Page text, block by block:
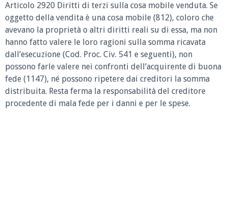
Articolo 2920 Diritti di terzi sulla cosa mobile venduta. Se
oggetto della vendita è una cosa mobile (812), coloro che
avevano la proprietà o altri diritti reali su di essa, ma non
hanno fatto valere le loro ragioni sulla somma ricavata
dall’esecuzione (Cod. Proc. Civ. 541 e seguenti), non
possono farle valere nei confronti dell’acquirente di buona
fede (1147), né possono ripetere dai creditori la somma
distribuita. Resta ferma la responsabilità del creditore
procedente di mala fede per i danni e per le spese.